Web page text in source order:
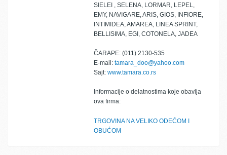
SIELEI , SELENA, LORMAR, LEPEL,
EMY, NAVIGARE, ARIS, GIOS, INFIORE,
INTIMIDEA, AMAREA, LINEA SPRINT,
BELLISIMA, EGI, COTONELA, JADEA
ČARAPE: (011) 2130-535
E-mail: tamara_doo@yahoo.com
Sajt: www.tamara.co.rs
Informacije o delatnostima koje obavlja
ova firma:
TRGOVINA NA VELIKO ODEĆOM I
OBUĆOM